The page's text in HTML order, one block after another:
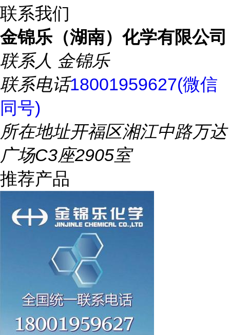
联系我们
金锦乐（湖南）化学有限公司
联系人 金锦乐
联系电话18001959627(微信
同号)
所在地址开福区湘江中路万达
广场C3座2905室
推荐产品